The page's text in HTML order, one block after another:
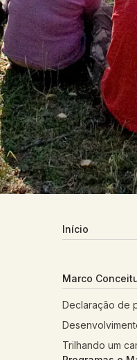
Início
Marco
Declaração de
Trilhando um